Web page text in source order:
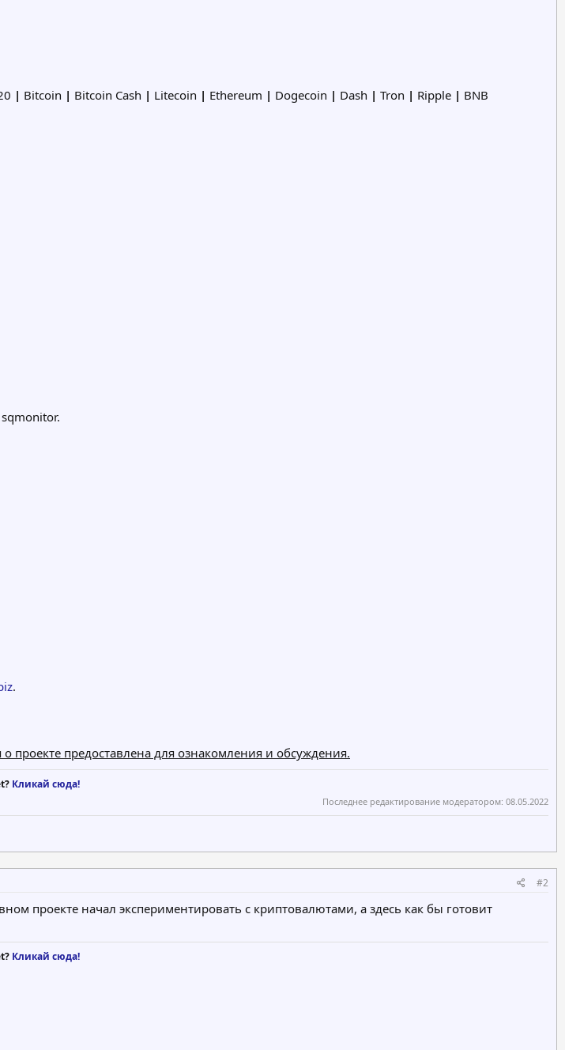
| Bitcoin | Bitcoin Cash | Litecoin | Ethereum | Dogecoin | Dash | Tron | Ripple | BNB
.
проекте предоставлена для ознакомления и обсуждения.
Кликай сюда!
Последнее редактирование модератором: 08.05.2022
#2
проекте начал экспериментировать с криптовалютами, а здесь как бы готовит
Кликай сюда!